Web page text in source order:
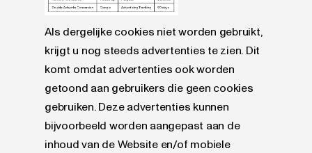
Als dergelijke cookies niet worden gebruikt,
krijgt u nog steeds advertenties te zien. Dit
komt omdat advertenties ook worden
getoond aan gebruikers die geen cookies
gebruiken. Deze advertenties kunnen
bijvoorbeeld worden aangepast aan de
inhoud van de Website en/of mobiele